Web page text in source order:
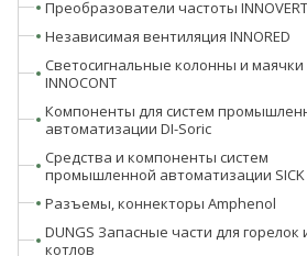
Преобразователи частоты INNOVERT
Независимая вентиляция INNORED
Светосигнальные колонны и маячки
INNOCONT
Компоненты для систем
автоматизации DI-Soric
Средства и компоненты систем
промышленной автоматизации SICK
Разъемы, коннекторы Amphenol
DUNGS Запасные части для горелок
котлов